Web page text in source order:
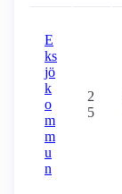
E
ks
jö
k
o
m
m
u
n
2
5